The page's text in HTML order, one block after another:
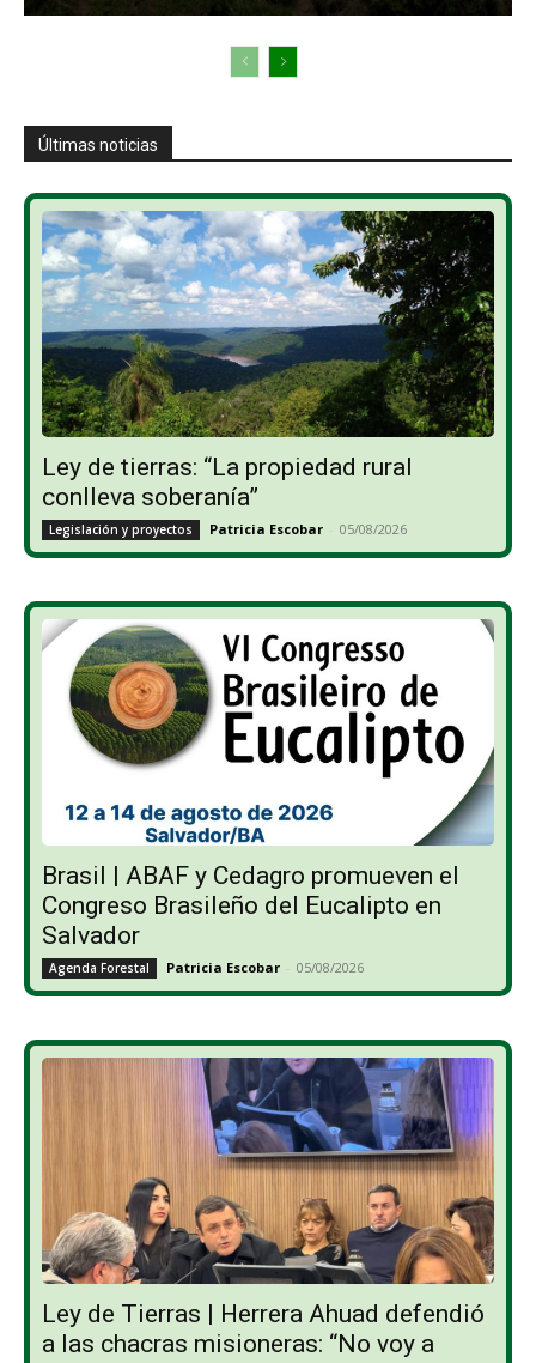
Últimas noticias
Ley de tierras: “La propiedad rural
conlleva soberanía”
Legislación y proyectos Patricia Escobar - 05/08/2026
Brasil | ABAF y Cedagro promueven el
Congreso Brasileño del Eucalipto en
Salvador
Agenda Forestal Patricia Escobar - 05/08/2026
Ley de Tierras | Herrera Ahuad defendió
a las chacras misioneras: “No voy a